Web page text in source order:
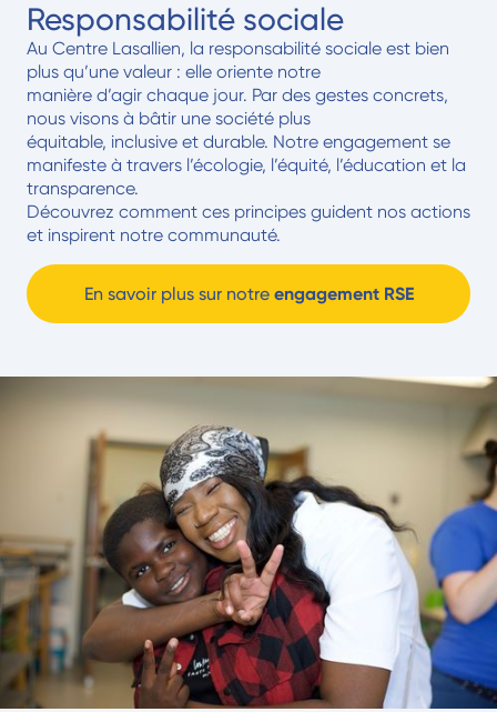
Responsabilité sociale
Au Centre Lasallien, la responsabilité sociale est bien
plus qu’une valeur : elle oriente notre
manière d’agir chaque jour. Par des gestes concrets,
nous visons à bâtir une société plus
équitable, inclusive et durable. Notre engagement se
manifeste à travers l’écologie, l’équité, l’éducation et la
transparence.
Découvrez comment ces principes guident nos actions
et inspirent notre communauté.
En savoir plus sur notre engagement RSE